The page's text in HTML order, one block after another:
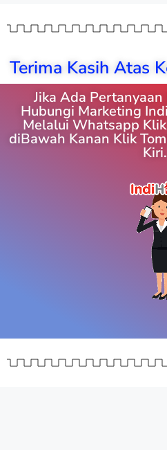
Terima Kasih Atas
Jika Ada
Hubungi Marketing
Melalui Whatsapp
diBawah Kanan Klik
Kiri.